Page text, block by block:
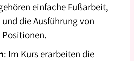
einfache Fußarbeit,
die Ausführung von
: Im Kurs erarbeiten die